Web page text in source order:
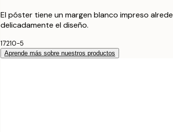
El póster tiene un margen blanco impreso
delicadamente el diseño.
17210-5
Aprende más sobre nuestros productos